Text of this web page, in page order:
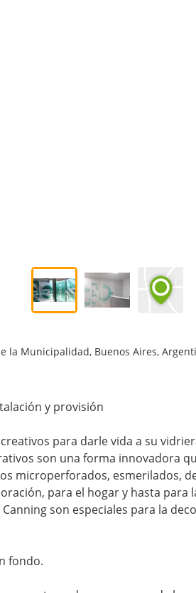
la Municipalidad, Buenos Aires,
y provisión
para darle vida a su
son una forma innovadora
microperforados, esmerilados,
para el hogar y hasta para
son especiales para la
fondo.